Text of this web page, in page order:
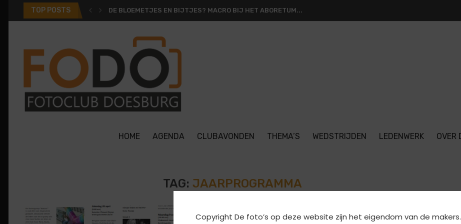
Copyright De foto’s op deze website zijn het eigendom van de
TOP POSTS DE BLOEMETJES EN BIJTJES? MACRO BIJ HET ABORETUM...
HOME AGENDA CLUBAVONDEN THEMA’S WEDSTRIJDEN LEDENWERK OVER
TAG:JAARPROGRAMMA